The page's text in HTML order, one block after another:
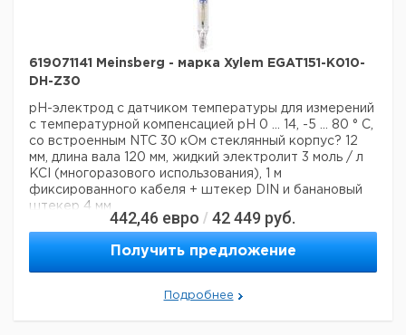
619071141 Meinsberg - марка Xylem EGAT151-K010-
DH-Z30
pH-электрод с датчиком температуры для измерений
с температурной компенсацией pH 0 ... 14, -5 ... 80 ° C,
со встроенным NTC 30 кОм стеклянный корпус? 12
мм, длина вала 120 мм, жидкий электролит 3 моль / л
KCI (многоразового использования), 1 м
фиксированного кабеля + штекер DIN и банановый
штекер 4 мм
Данные для перевозки (реальные данные могут
отличаться)
Страна происхождения: Германия
442,46 евро / 42 449 руб.
Получить предложение
Подробнее